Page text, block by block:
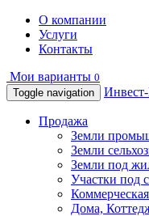
О компании
Услуги
Контакты
Мои варианты 0
Toggle navigation
Продажа
Земли
Земли
Земли под
Участки под
Дома,